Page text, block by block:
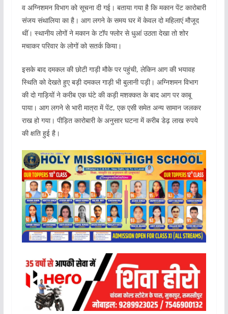
व अग्निशमन विभाग को सूचना दी गई। बताया गया है कि मकान पेंट कारोबारी
संजय संथालिया का है। आग लगने के समय घर में केवल दो महिलाएं मौजूद
थीं। स्थानीय लोगों ने मकान के टॉप फ्लोर से धुआं उठता देखा तो शोर
मचाकर परिवार के लोगों को सतर्क किया।
इसके बाद दमकल की छोटी गाड़ी मौके पर पहुंची, लेकिन आग की भयावह
स्थिति को देखते हुए बड़ी दमकल गाड़ी भी बुलानी पड़ी। अग्निशमन विभाग
की दो गाड़ियों ने करीब एक घंटे की कड़ी मशक्कत के बाद आग पर काबू
पाया। आग लगने से भारी मात्रा में पेंट, एक एसी समेत अन्य सामान जलकर
राख हो गया। पीड़ित कारोबारी के अनुसार घटना में करीब डेढ़ लाख रुपये
की क्षति हुई है।